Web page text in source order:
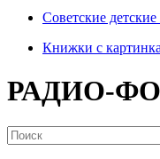
Советские
Книжки с
РАДИО-